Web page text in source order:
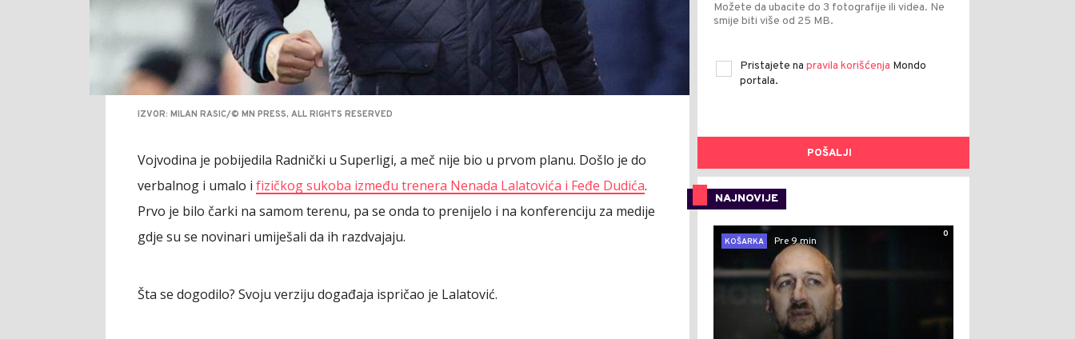
IZVOR: MILAN RASIC/© MN PRESS, ALL RIGHTS RESERVED
Vojvodina je pobijedila Radnički u Superligi, a meč nije bio u prvom planu. Došlo je do
verbalnog i umalo i fizičkog sukoba između trenera Nenada Lalatovića i Feđe Dudića.
Prvo je bilo čarki na samom terenu, pa se onda to prenijelo i na konferenciju za medije
gdje su se novinari umiješali da ih razdvajaju.
Šta se dogodilo? Svoju verziju događaja ispričao je Lalatović.
Možete da ubacite do 3 fotografije ili videa. Ne
smije biti više od 25 MB.
Pristajete na pravila korišćenja Mondo
portala.
POŠALJI
NAJNOVIJE
0
KOŠARKA
Pre 9 min